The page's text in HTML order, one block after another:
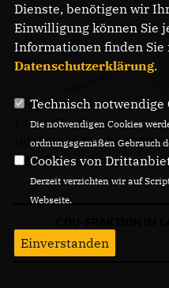
CDU
CDU Fraktion im
CDU
Gregor-Mendel-Straße 3
14469 Potsdam
Telefon: 0331 - 20085713
E-Mail:
Dienste, benötigen wir
Einwilligung können Sie
Informationen finden Sie
Datenschutzerklärung.
Technisch notwendige
Die notwendigen Cookies
ordnungsgemäßen Gebrauch
Cookies von
Derzeit verzichten wir auf
Webseite.
Einverstanden